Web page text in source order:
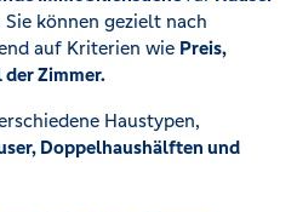
Sie können gezielt nach
auf Kriterien wie Preis,
Zimmer.
Haustypen,
Doppelhaushälften und